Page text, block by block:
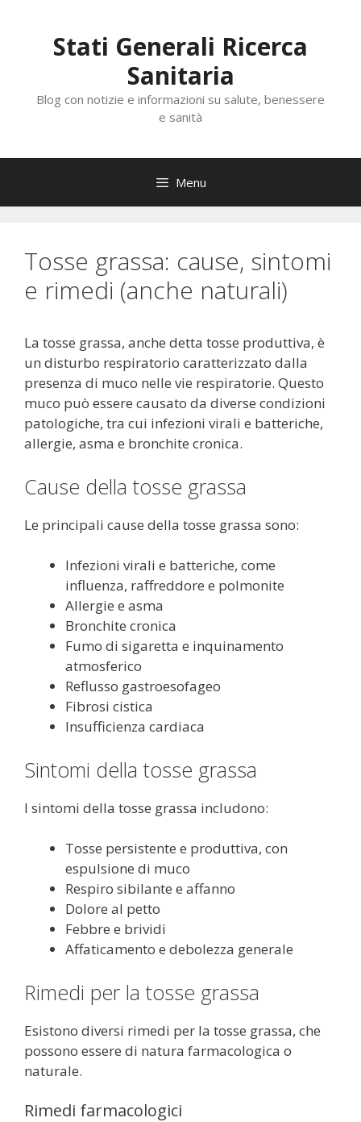
contenutoStati Generali Ricerca
Sanitaria
Blog con notizie e informazioni su salute, benessere
e sanità
Menu
Tosse grassa: cause, sintomi
e rimedi (anche naturali)
La tosse grassa, anche detta tosse produttiva, è
un disturbo respiratorio caratterizzato dalla
presenza di muco nelle vie respiratorie. Questo
muco può essere causato da diverse condizioni
patologiche, tra cui infezioni virali e batteriche,
allergie, asma e bronchite cronica.
Cause della tosse grassa
Le principali cause della tosse grassa sono:
Infezioni virali e batteriche, come
influenza, raffreddore e polmonite
Allergie e asma
Bronchite cronica
Fumo di sigaretta e inquinamento
atmosferico
Reflusso gastroesofageo
Fibrosi cistica
Insufficienza cardiaca
Sintomi della tosse grassa
I sintomi della tosse grassa includono:
Tosse persistente e produttiva, con
espulsione di muco
Respiro sibilante e affanno
Dolore al petto
Febbre e brividi
Affaticamento e debolezza generale
Rimedi per la tosse grassa
Esistono diversi rimedi per la tosse grassa, che
possono essere di natura farmacologica o
naturale.
Rimedi farmacologici